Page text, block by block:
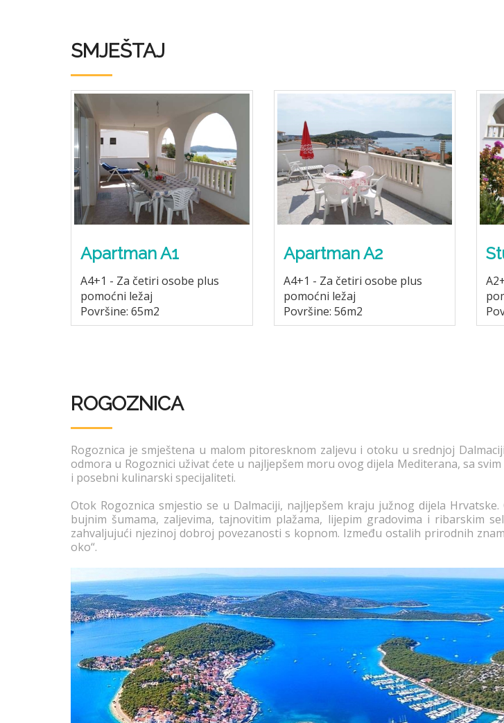
SMJEŠTAJ
Apartman A1
A4+1 - Za četiri osobe plus
pomoćni ležaj
Površine: 65m2
Apartman A2
A4+1 - Za četiri osobe plus
pomoćni ležaj
Površine: 56m2
ROGOZNICA
Rogoznica je smještena u malom pitoresknom zaljevu i otoku u srednjoj
odmora u Rogoznici uživat ćete u najljepšem moru ovog dijela Mediterana, sa
i posebni kulinarski specijaliteti.
Otok Rogoznica smjestio se u Dalmaciji, najljepšem kraju južnog dijela
bujnim šumama, zaljevima, tajnovitim plažama, lijepim gradovima i ribarskim
zahvaljujući njezinoj dobroj povezanosti s kopnom. Između ostalih prirodnih
oko“.